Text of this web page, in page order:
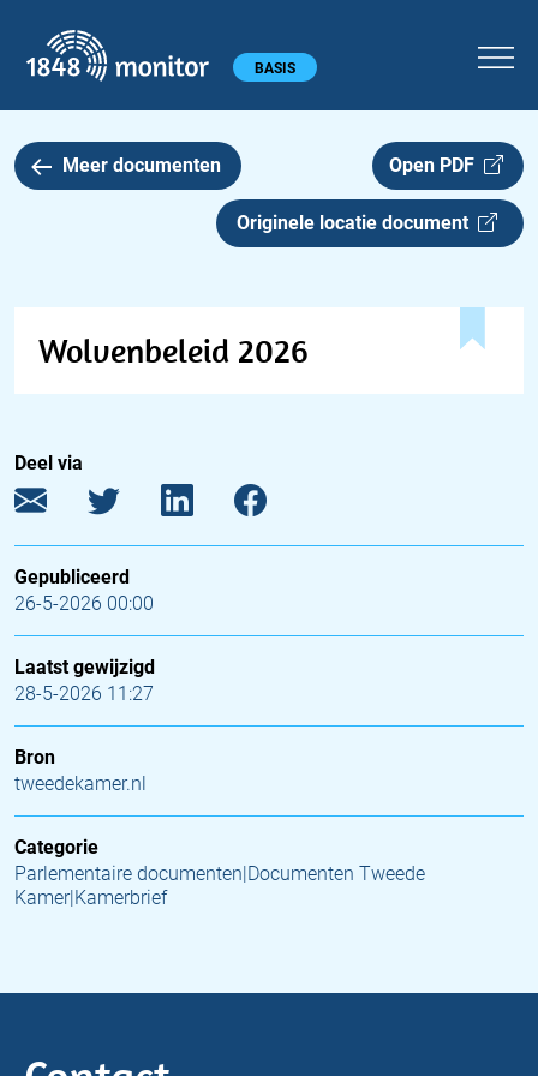
Hoofdmenu BASIS
Meer documenten Open PDF
Originele locatie document
Wolvenbeleid 2026
Deel via
Gepubliceerd
26-5-2026 00:00
Laatst gewijzigd
28-5-2026 11:27
Bron
tweedekamer.nl
Categorie
Parlementaire documenten|Documenten Tweede
Kamer|Kamerbrief